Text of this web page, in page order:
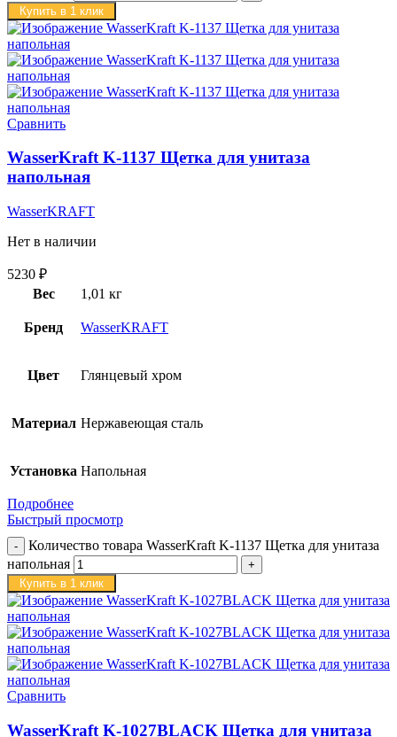
Купить в 1 клик
Сравнить
WasserKraft K-1137 Щетка для унитаза
напольная
WasserKRAFT
Нет в наличии
5230 ₽
Вес
1,01 кг
Бренд WasserKRAFT
Цвет Глянцевый хром
Материал Нержавеющая сталь
Установка Напольная
Подробнее
Быстрый просмотр
Количество товара WasserKraft K-1137 Щетка для унитаза
напольная
Купить в 1 клик
Сравнить
WasserKraft K-1027BLACK Щетка для унитаза